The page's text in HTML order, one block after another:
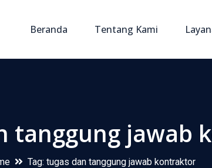
Beranda Tentang Kami
tanggung jawab
Tag: tugas dan tanggung jawab kontraktor